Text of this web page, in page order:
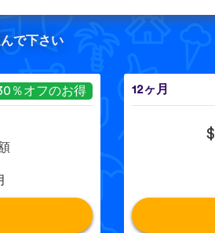
で下さい
％オフのお得 12ヶ月
$